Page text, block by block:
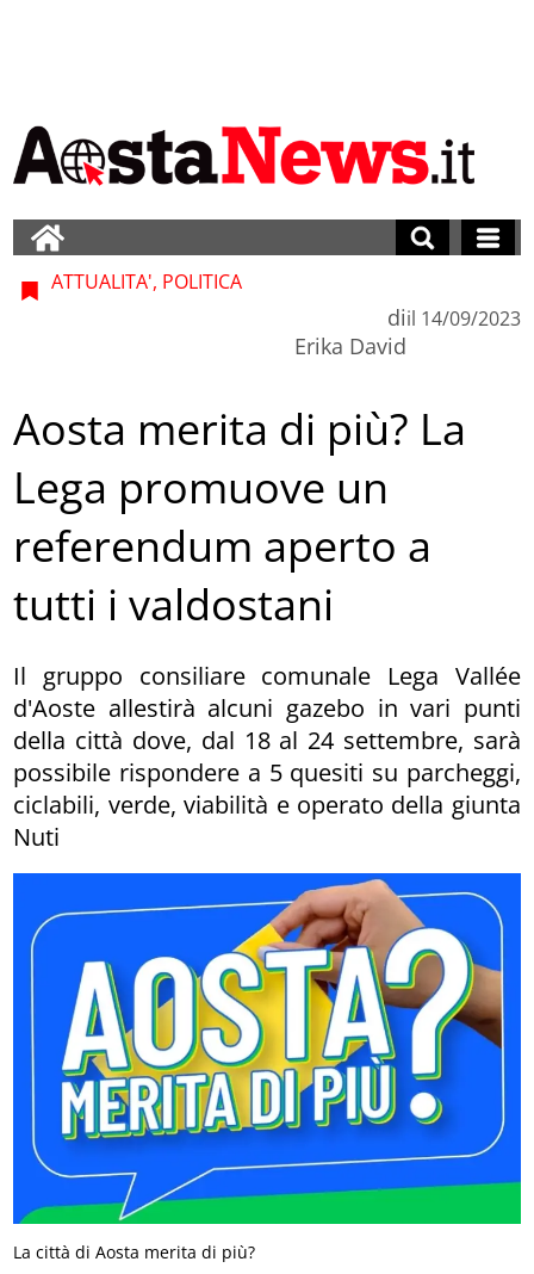
ATTUALITA', POLITICA
di
Erika David
il 14/09/2023
Aosta merita di più? La
Lega promuove un
referendum aperto a
tutti i valdostani
Il gruppo consiliare comunale Lega Vallée
d'Aoste allestirà alcuni gazebo in vari punti
della città dove, dal 18 al 24 settembre, sarà
possibile rispondere a 5 quesiti su parcheggi,
ciclabili, verde, viabilità e operato della giunta
Nuti
La città di Aosta merita di più?